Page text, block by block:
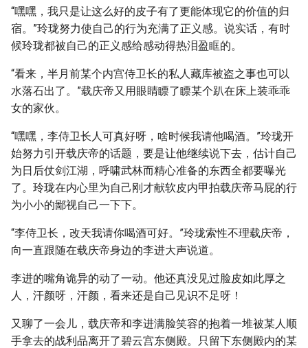
“嘿嘿，我只是让这么好的皮子有了更能体现它的价值的归
宿。”玲珑努力使自己的行为充满了正义感。说实话，有时
候玲珑都被自己的正义感给感动得热泪盈眶的。
“看来，半月前某个内宫侍卫长的私人藏库被盗之事也可以
水落石出了。”载庆帝又用眼睛瞟了瞟某个趴在床上装乖乖
女的家伙。
“嘿嘿，李侍卫长人可真好呀，啥时候我请他喝酒。”玲珑开
始努力引开载庆帝的话题，要是让他继续说下去，估计自己
为日后仗剑江湖，呼啸武林而精心准备的东西全都要曝光
了。玲珑在内心里为自己刚才献软皮内甲拍载庆帝马屁的行
为小小的鄙视自己一下下。
“李侍卫长，改天我请你喝酒可好。”玲珑索性不理载庆帝，
向一直跟随在载庆帝身边的李进大声说道。
李进的嘴角诡异的动了一动。他还真没见过脸皮如此厚之
人，汗颜呀，汗颜，看来还是自己见识不足呀！
又聊了一会儿，载庆帝和李进满脸笑容的抱着一堆被某人顺
手拿去的战利品离开了碧云宫东侧殿。只留下东侧殿内的某